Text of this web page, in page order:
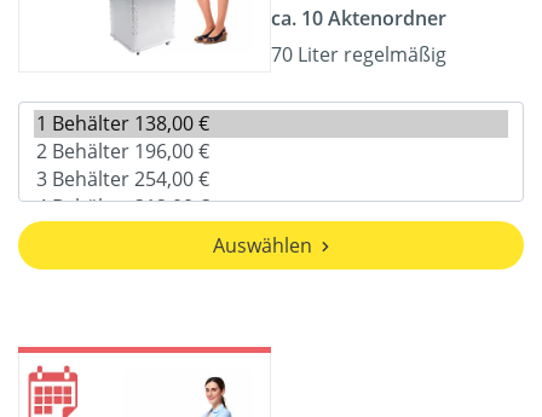
ca. 10 Aktenordner
70 Liter regelmäßig
Auswählen